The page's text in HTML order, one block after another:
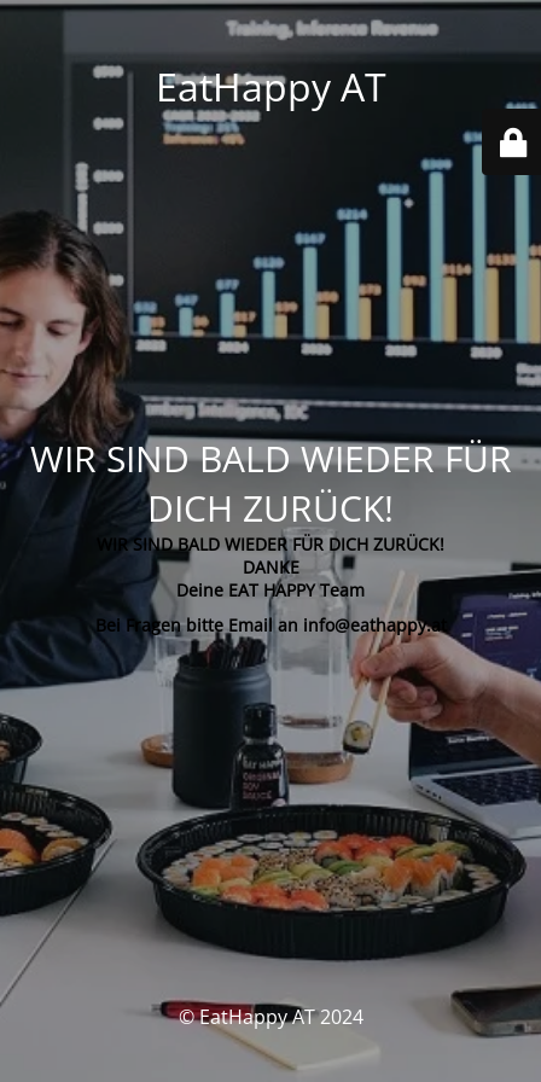
EatHappy AT
WIR SIND BALD WIEDER FÜR
DICH ZURÜCK!
WIR SIND BALD WIEDER FÜR DICH ZURÜCK!
DANKE
Deine EAT HAPPY Team
Bei Fragen bitte Email an info@eathappy.at
© EatHappy AT 2024